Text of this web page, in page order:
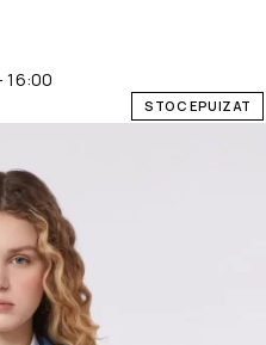
16:00
STOC EPUIZAT